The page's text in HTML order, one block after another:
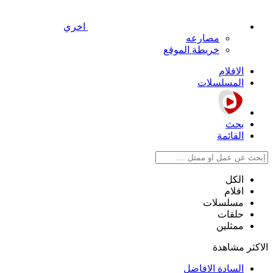
اخري
مصارعه
خريطة الموقع
الافلام
المسلسلات
بحث
القائمة
الكل
افلام
مسلسلات
حلقات
ممثلين
الاكثر مشاهدة
السادة الافاضل